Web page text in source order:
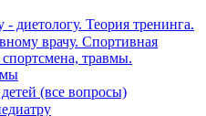
диетологу. Теория тренинга.
врачу. Спортивная
травмы.
(все вопросы)